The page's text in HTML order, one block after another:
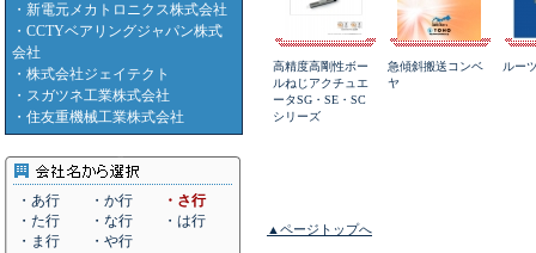
・ 新電元メカトロニクス株式会社
・ CCTYベアリングジャパン株式
会社
・ 株式会社ジェイテクト
・ スガツネ工業株式会社
・ 住友重機械工業株式会社
・あ行 ・か行
・さ行
・た行
・な行
・は行
・ま行
・や行
高精度高剛性ボー
ルねじアクチュエ
ータSG・SE・SC
シリーズ
急傾斜搬送コンベ
ヤ
ルー
▲ページトップへ